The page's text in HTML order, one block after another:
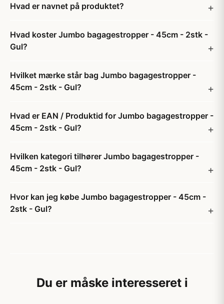
Hvad er navnet på produktet?
Hvad koster Jumbo bagagestropper - 45cm - 2stk -
Gul?
Hvilket mærke står bag Jumbo bagagestropper -
45cm - 2stk - Gul?
Hvad er EAN / Produktid for Jumbo bagagestropper -
45cm - 2stk - Gul?
Hvilken kategori tilhører Jumbo bagagestropper -
45cm - 2stk - Gul?
Hvor kan jeg købe Jumbo bagagestropper - 45cm -
2stk - Gul?
Du er måske interesseret i